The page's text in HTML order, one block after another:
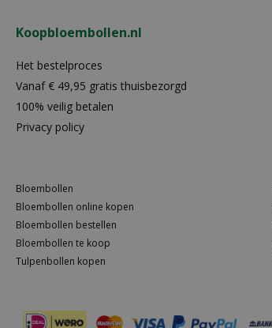
Koopbloembollen.nl
Het bestelproces
Vanaf € 49,95 gratis thuisbezorgd
100% veilig betalen
Privacy policy
Bloembollen
Bloembollen online kopen
Bloembollen bestellen
Bloembollen te koop
Tulpenbollen kopen